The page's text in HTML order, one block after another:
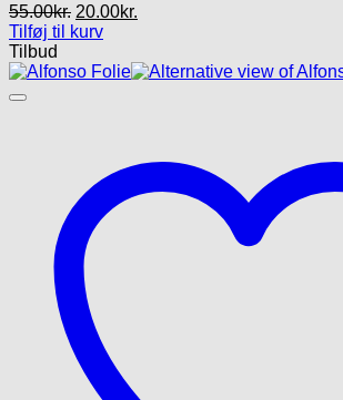
55.00kr. Den
oprindelige
var:
20.00kr.
er:
Tilføj til kurv
Tilbud